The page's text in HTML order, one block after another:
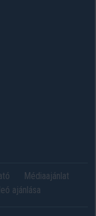
Médiaajánlat
ajánlása